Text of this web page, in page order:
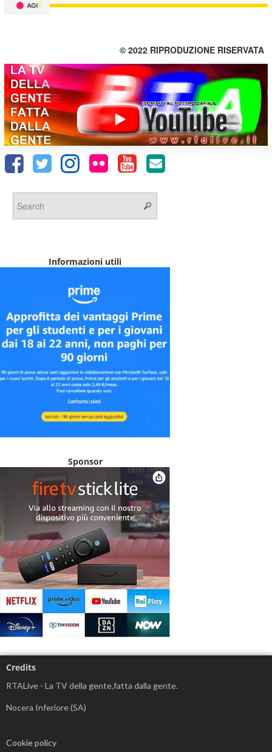
© 2022 RIPRODUZIONE RISERVATA
Informazioni utili
Sponsor
Credits
RTALive - La TV della gente,fatta dalla gente.
Nocera Inferiore (SA)
Cookie policy